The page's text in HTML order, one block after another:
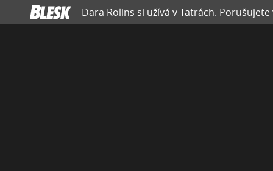
Dara Rolins si užívá v Tatrách.